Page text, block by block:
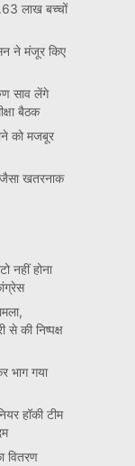
लाख बच्चों
ने मंजूर किए
साव लेंगे
बैठक
को मजबूर
जैसा खतरनाक
नहीं होना
की निष्पक्ष
भाग गया
हॉकी टीम
वितरण